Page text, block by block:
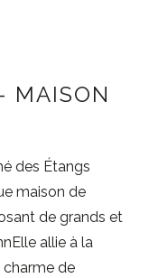
MAISON
des Étangs
maison de
de grands et
allie à la
de